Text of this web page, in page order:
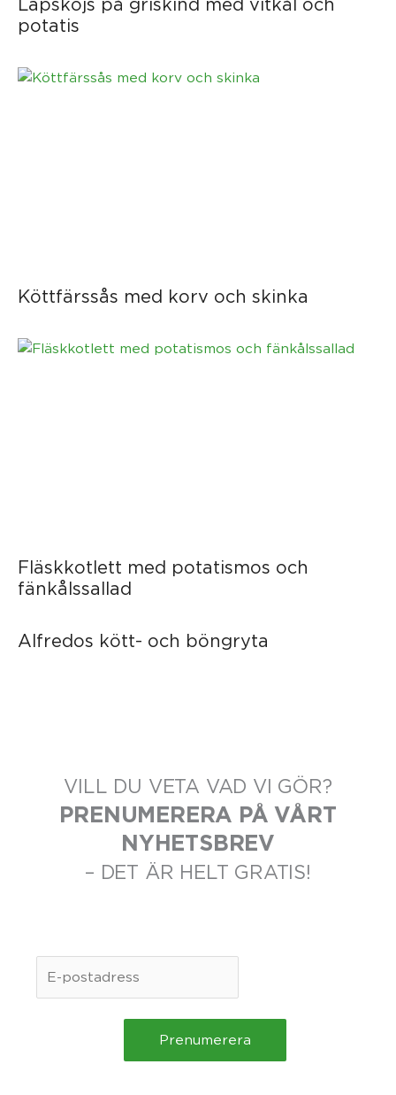
potatis
Köttfärssås med korv och skinka
Fläskkotlett med potatismos och
fänkålssallad
Alfredos kött- och böngryta
VILL DU VETA VAD VI GÖR?
PRENUMERERA PÅ VÅRT
NYHETSBREV
– DET ÄR HELT GRATIS!